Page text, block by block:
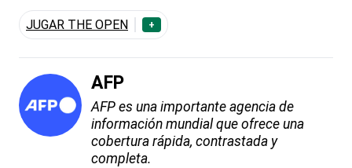
JUGAR THE OPEN +
AFP
AFP es una importante agencia de
información mundial que ofrece una
cobertura rápida, contrastada y
completa.